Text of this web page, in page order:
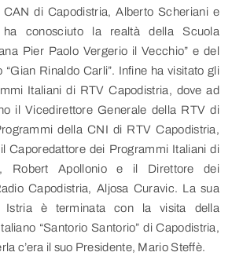
di Capodistria, Alberto Scheriani e
ha conosciuto la realtà della Scuola
Pier Paolo Vergerio il Vecchio” e del
“Gian Rinaldo Carli”. Infine ha visitato gli
Italiani di RTV Capodistria, dove ad
il Vicedirettore Generale della RTV di
della CNI di RTV Capodistria,
Caporedattore dei Programmi Italiani di
Robert Apollonio e il Direttore dei
Capodistria, Aljosa Curavic. La sua
Istria è terminata con la visita della
“Santorio Santorio” di Capodistria,
c’era il suo Presidente, Mario Steffè.